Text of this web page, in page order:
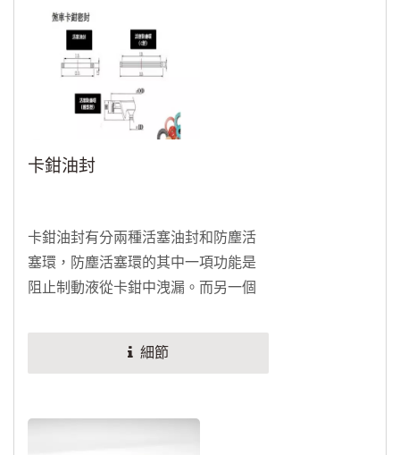
卡鉗油封
卡鉗油封有分兩種活塞油封和防塵活
塞環，防塵活塞環的其中一項功能是
阻止制動液從卡鉗中洩漏。而另一個
滑出。 制動卡鉗有一個防塵活塞環，
細節